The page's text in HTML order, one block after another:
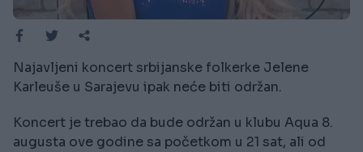
Najavljeni koncert srbijanske folkerke Jelene
Karleuše u Sarajevu ipak neće biti održan.
Koncert je trebao da bude održan u klubu Aqua 8.
augusta ove godine sa početkom u 21 sat, ali od